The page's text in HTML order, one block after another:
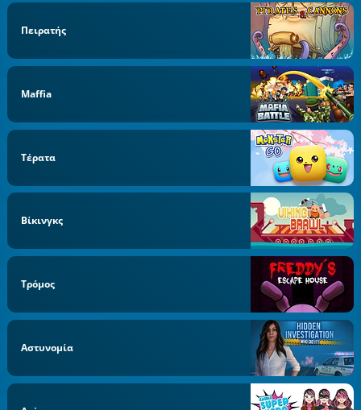
Πειρατής
Maffia
Τέρατα
Βίκινγκς
Τρόμος
Αστυνομία